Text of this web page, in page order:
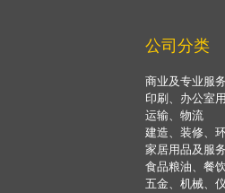
公司分类
商业及专业服务
印刷、办公室
运输、物流
建造、装修、
家居用品及服
食品粮油、餐
五金、机械、